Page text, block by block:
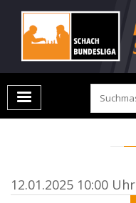
12.01.2025 10:00 Uhr